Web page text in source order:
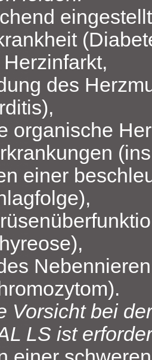
des
organische
einer
Vorsicht bei
LS ist